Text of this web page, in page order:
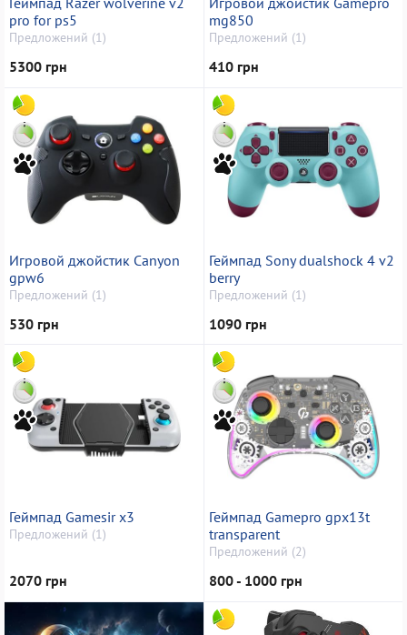
pro for ps5
Предложений (1)
5300 грн
mg850
Предложений (1)
410 грн
Игровой джойстик Canyon
gpw6
Предложений (1)
530 грн
Геймпад Sony dualshock 4 v2
berry
Предложений (1)
1090 грн
Геймпад Gamesir x3
Предложений (1)
2070 грн
Геймпад Gamepro gpx13t
transparent
Предложений (2)
800 - 1000 грн